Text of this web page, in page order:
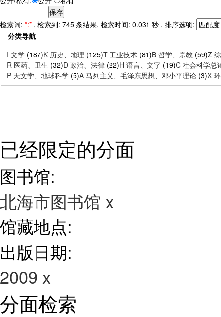
检索词: *:* , 检索到: 745 条结果, 检索时间: 0.031 秒 , 排序选项:
分类导航
I 文学 (187)K 历史、地理 (125)T 工业技术 (81)B 哲学、宗教 (59)Z
R 医药、卫生 (32)D 政治、法律 (22)H 语言、文字 (19)C 社会科学总
P 天文学、地球科学 (5)A 马列主义、毛泽东思想、邓小平理论 (3)X
已经限定的分面
图书馆:
北海市图书馆 x
馆藏地点:
出版日期:
2009 x
分面检索